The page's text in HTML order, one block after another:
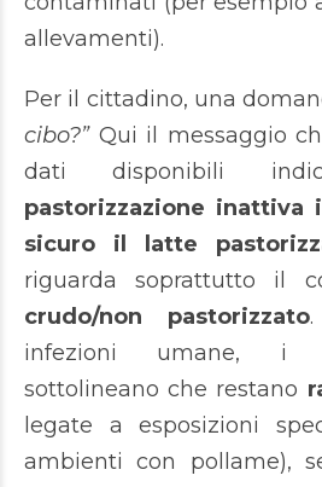
allevamenti).
Per il cittadino, una
cibo?”Qui il messaggio
dati disponibili
pastorizzazione inattiva
sicuro il latte
riguarda soprattutto il
crudo/non pastorizzato
infezioni umane, i
sottolineano che restano
legate a esposizioni
ambienti con pollame),